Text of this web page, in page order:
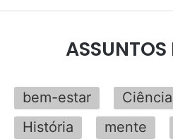
bem-estar Ciência
História
mente